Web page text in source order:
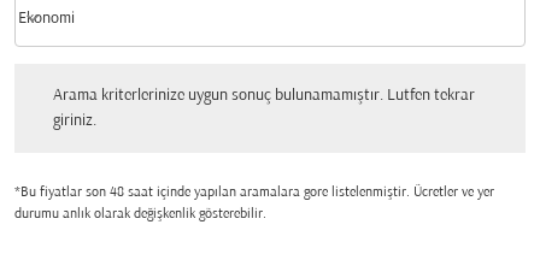
Kabin Sınıfı option Ekonomi Selected
Ekonomi
keyboard_arrow_down
Arama kriterlerinize uygun sonuç bulunamamıştır. Lutfen tekrar
giriniz.
*Bu fiyatlar son 48 saat içinde yapılan aramalara gore listelenmiştir. Ücretler ve yer
durumu anlık olarak değişkenlik gösterebilir.